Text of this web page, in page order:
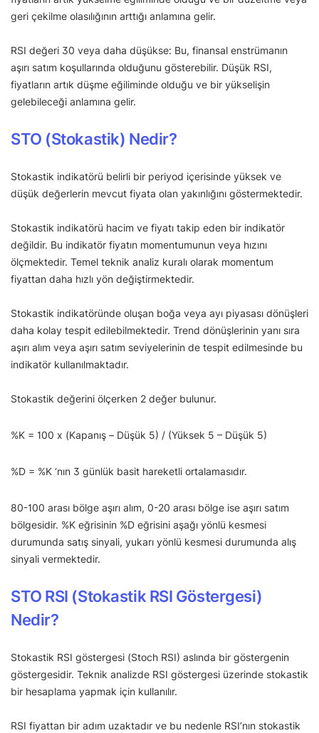
geri çekilme olasılığının arttığı anlamına gelir.
RSI değeri 30 veya daha düşükse: Bu, finansal enstrümanın
aşırı satım koşullarında olduğunu gösterebilir. Düşük RSI,
fiyatların artık düşme eğiliminde olduğu ve bir yükselişin
gelebileceği anlamına gelir.
STO (Stokastik) Nedir?
Stokastik indikatörü belirli bir periyod içerisinde yüksek ve
düşük değerlerin mevcut fiyata olan yakınlığını göstermektedir.
Stokastik indikatörü hacim ve fiyatı takip eden bir indikatör
değildir. Bu indikatör fiyatın momentumunun veya hızını
ölçmektedir. Temel teknik analiz kuralı olarak momentum
fiyattan daha hızlı yön değiştirmektedir.
Stokastik indikatöründe oluşan boğa veya ayı piyasası dönüşleri
daha kolay tespit edilebilmektedir. Trend dönüşlerinin yanı sıra
aşırı alım veya aşırı satım seviyelerinin de tespit edilmesinde bu
indikatör kullanılmaktadır.
Stokastik değerini ölçerken 2 değer bulunur.
%K = 100 x (Kapanış – Düşük 5) / (Yüksek 5 – Düşük 5)
%D = %K ‘nın 3 günlük basit hareketli ortalamasıdır.
80-100 arası bölge aşırı alım, 0-20 arası bölge ise aşırı satım
bölgesidir. %K eğrisinin %D eğrisini aşağı yönlü kesmesi
durumunda satış sinyali, yukarı yönlü kesmesi durumunda alış
sinyali vermektedir.
STO RSI (Stokastik RSI Göstergesi)
Nedir?
Stokastik RSI göstergesi (Stoch RSI) aslında bir göstergenin
göstergesidir. Teknik analizde RSI göstergesi üzerinde stokastik
bir hesaplama yapmak için kullanılır.
RSI fiyattan bir adım uzaktadır ve bu nedenle RSI’nın stokastik